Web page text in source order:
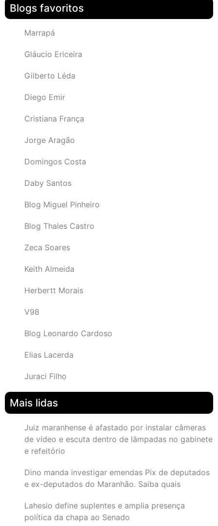
Blogs favoritos
Marrapá
Gláucio Ericeira
Gilberto Léda
Diego Emir
Cristiana França
Jorge Aragão
Domingos Costa
Daby Santos
Blog Miguel Pinheiro
Blog Thales Castro
Zeca Soares
Keith Almeida
Herbertt Morais
V98
Blog Leonardo Cardoso
Elias Lacerda
Juraci Filho
Mais lidas
Juiz maranhense é afastado por instalar câmeras
de vídeo e escuta dentro de lâmpadas no gabinete
e refeitório
Dino manda investigar emendas Pix de deputados
e ex-deputados do Maranhão. Saiba quais
Lahesio define suplentes e amplia presença
política da chapa ao Senado